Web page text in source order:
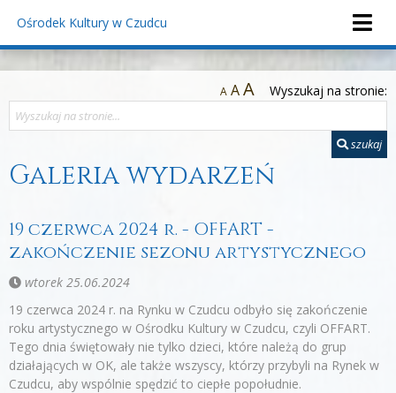
Ośrodek Kultury w Czudcu
A AA Wyszukaj na stronie:
szukaj
Galeria wydarzeń
19 czerwca 2024 r. - OFFART -
zakończenie sezonu artystycznego
wtorek 25.06.2024
19 czerwca 2024 r. na Rynku w Czudcu odbyło się zakończenie
roku artystycznego w Ośrodku Kultury w Czudcu, czyli OFFART.
Tego dnia świętowały nie tylko dzieci, które należą do grup
działających w OK, ale także wszyscy, którzy przybyli na Rynek w
Czudcu, aby wspólnie spędzić to ciepłe popołudnie.